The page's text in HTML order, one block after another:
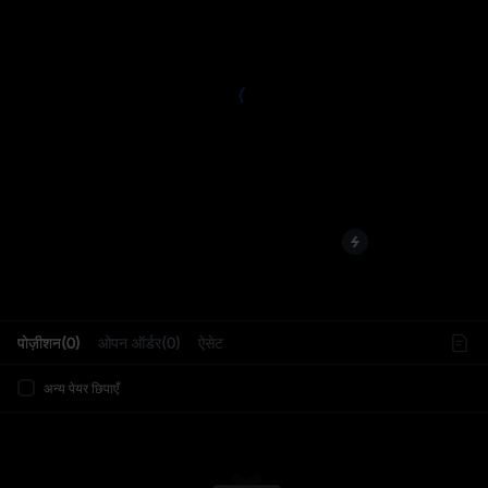
पोज़ीशन(0) ओपन ऑर्डर(0) ऐसेट
अन्य पेयर छिपाएँ